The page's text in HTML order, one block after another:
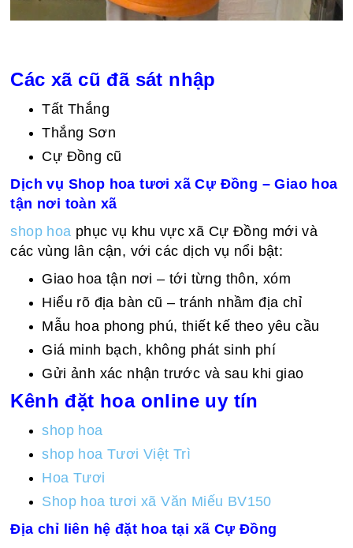
Các xã cũ đã sát nhập
Tất Thắng
Thắng Sơn
Cự Đồng cũ
Dịch vụ Shop hoa tươi xã Cự Đồng – Giao hoa
tận nơi toàn xã
shop hoa phục vụ khu vực xã Cự Đồng mới và
các vùng lân cận, với các dịch vụ nổi bật:
Giao hoa tận nơi – tới từng thôn, xóm
Hiểu rõ địa bàn cũ – tránh nhầm địa chỉ
Mẫu hoa phong phú, thiết kế theo yêu cầu
Giá minh bạch, không phát sinh phí
Gửi ảnh xác nhận trước và sau khi giao
Kênh đặt hoa online uy tín
shop hoa
shop hoa Tươi Việt Trì
Hoa Tươi
Shop hoa tươi xã Văn Miếu BV150
Địa chỉ liên hệ đặt hoa tại xã Cự Đồng